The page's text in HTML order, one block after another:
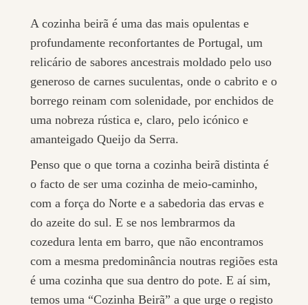
A cozinha beirã é uma das mais opulentas e
profundamente reconfortantes de Portugal, um
relicário de sabores ancestrais moldado pelo uso
generoso de carnes suculentas, onde o cabrito e o
borrego reinam com solenidade, por enchidos de
uma nobreza rústica e, claro, pelo icónico e
amanteigado Queijo da Serra.
Penso que o que torna a cozinha beirã distinta é
o facto de ser uma cozinha de meio-caminho,
com a força do Norte e a sabedoria das ervas e
do azeite do sul. E se nos lembrarmos da
cozedura lenta em barro, que não encontramos
com a mesma predominância noutras regiões esta
é uma cozinha que sua dentro do pote. E aí sim,
temos uma “Cozinha Beirã” a que urge o registo